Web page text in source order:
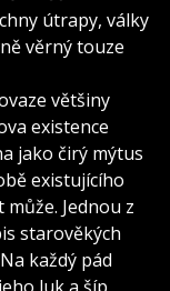
útrapy, války
věrný touze
většiny
existence
jako čirý mýtus
existujícího
Jednou z
starověkých
každý pád
luk a šíp